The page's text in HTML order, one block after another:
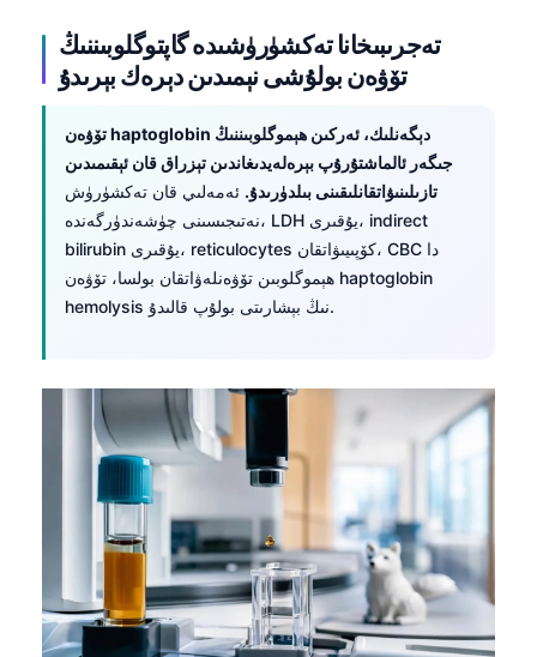
تەجرىبىخانا تەكشۈرۈشىدە گاپتوگلوبىننىڭ
تۆۋەن بولۇشى نېمىدىن دېرەك بېرىدۇ
تۆۋەن haptoglobin دېگەنلىك، ئەركىن ھېموگلوبىننىڭ
جىگەر ئالماشتۇرۇپ بېرەلەيدىغاندىن تېزراق قان ئېقىمىدىن
تازىلىنىۋاتقانلىقىنى بىلدۈرىدۇ. ئەمەلىي قان تەكشۈرۈش
نەتىجىسىنى چۈشەندۈرگەندە، LDH يۇقىرى، indirect
bilirubin يۇقىرى، reticulocytes كۆپىيىۋاتقان، CBC دا
ھېموگلوبىن تۆۋەنلەۋاتقان بولسا، تۆۋەن haptoglobin
hemolysis نىڭ بېشارىتى بولۇپ قالىدۇ.